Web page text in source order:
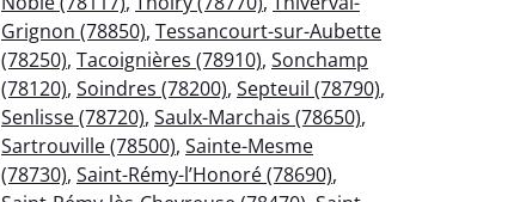
Grignon (78850), Tessancourt-sur-Aubette
(78250), Tacoignières (78910), Sonchamp
(78120), Soindres (78200), Septeuil (78790),
Senlisse (78720), Saulx-Marchais (78650),
Sartrouville (78500), Sainte-Mesme
(78730), Saint-Rémy-l’Honoré (78690),